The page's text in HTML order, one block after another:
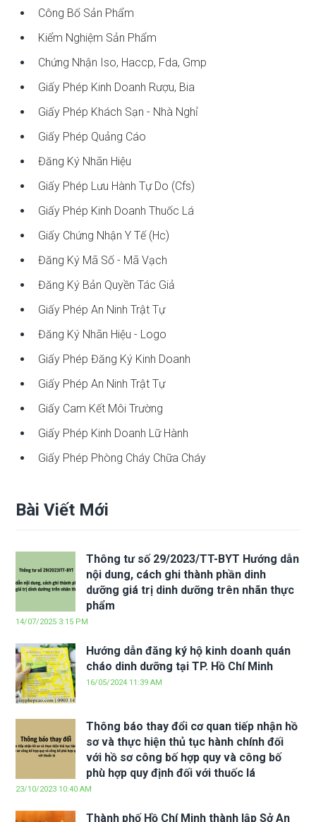
Công Bố Sản Phẩm
Kiểm Nghiệm Sản Phẩm
Chứng Nhận Iso, Haccp, Fda, Gmp
Giấy Phép Kinh Doanh Rượu, Bia
Giấy Phép Khách Sạn - Nhà Nghỉ
Giấy Phép Quảng Cáo
Đăng Ký Nhãn Hiệu
Giấy Phép Lưu Hành Tự Do (cfs)
Giấy Phép Kinh Doanh Thuốc Lá
Giấy Chứng Nhận Y Tế (hc)
Đăng Ký Mã Số - Mã Vạch
Đăng Ký Bản Quyền Tác Giả
Giấy Phép An Ninh Trật Tự
Đăng Ký Nhãn Hiệu - Logo
Giấy Phép Đăng Ký Kinh Doanh
Giấy Phép An Ninh Trật Tự
Giấy Cam Kết Môi Trường
Giấy Phép Kinh Doanh Lữ Hành
Giấy Phép Phòng Cháy Chữa Cháy
Bài Viết Mới
Thông tư số 29/2023/TT-BYT Hướng dẫn
nội dung, cách ghi thành phần dinh
dưỡng giá trị dinh dưỡng trên nhãn thực
phẩm
14/07/2025 3:15 PM
Hướng dẫn đăng ký hộ kinh doanh quán
cháo dinh dưỡng tại TP. Hồ Chí Minh
16/05/2024 11:39 AM
Thông báo thay đổi cơ quan tiếp nhận hồ
sơ và thực hiện thủ tục hành chính đối
với hồ sơ công bố hợp quy và công bố
phù hợp quy định đối với thuốc lá
23/10/2023 10:40 AM
Thành phố Hồ Chí Minh thành lập Sở An